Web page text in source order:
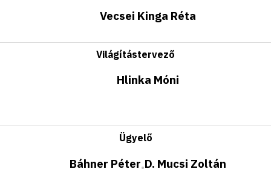
Vecsei Kinga Réta
Világítástervező
Hlinka Móni
Ügyelő
Báhner Péter•D. Mucsi Zoltán